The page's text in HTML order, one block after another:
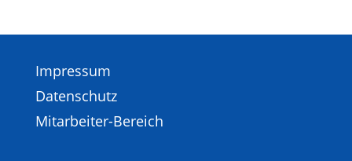
Impressum
Datenschutz
Mitarbeiter-Bereich